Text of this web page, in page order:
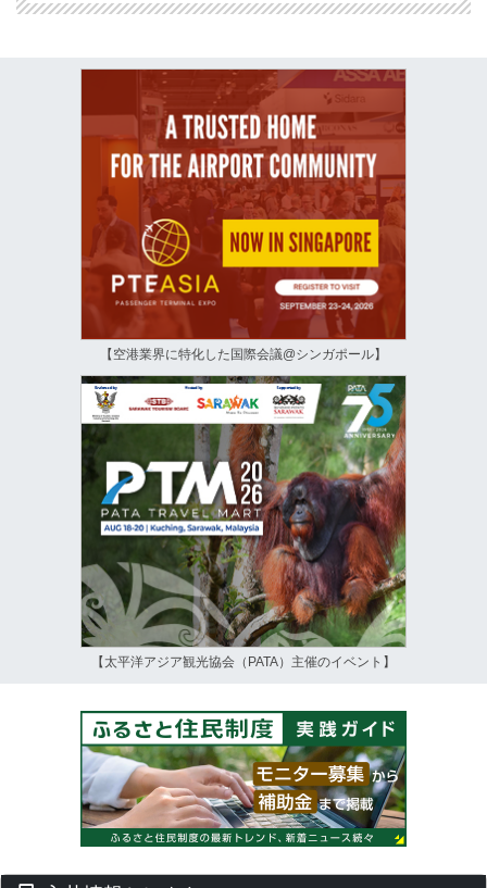
【空港業界に特化した国際会議@シンガポール】
【太平洋アジア観光協会（PATA）主催のイベント】